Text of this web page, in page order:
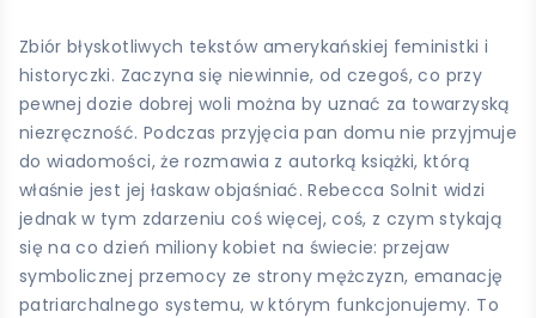
Zbiór błyskotliwych tekstów amerykańskiej feministki i
historyczki. Zaczyna się niewinnie, od czegoś, co przy
pewnej dozie dobrej woli można by uznać za towarzyską
niezręczność. Podczas przyjęcia pan domu nie przyjmuje
do wiadomości, że rozmawia z autorką książki, którą
właśnie jest jej łaskaw objaśniać. Rebecca Solnit widzi
jednak w tym zdarzeniu coś więcej, coś, z czym stykają
się na co dzień miliony kobiet na świecie: przejaw
symbolicznej przemocy ze strony mężczyzn, emanację
patriarchalnego systemu, w którym funkcjonujemy. To